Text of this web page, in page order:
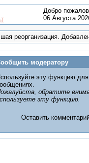
Добро
06 Августа
реорганизация.
модератору
эту функцию
обратите
эту функцию.
Оставить